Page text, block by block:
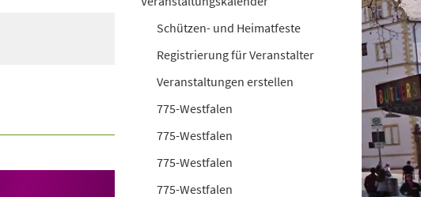
Schützen- und Heimatfeste
Registrierung für Veranstalter
Veranstaltungen erstellen
775-Westfalen
775-Westfalen
775-Westfalen
775-Westfalen